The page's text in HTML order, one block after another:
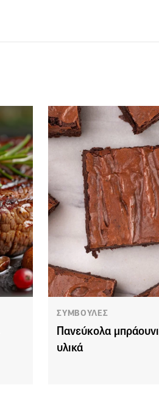
ΣΥΜΒΟΥΛΕΣ
Πανεύκολα
υλικά